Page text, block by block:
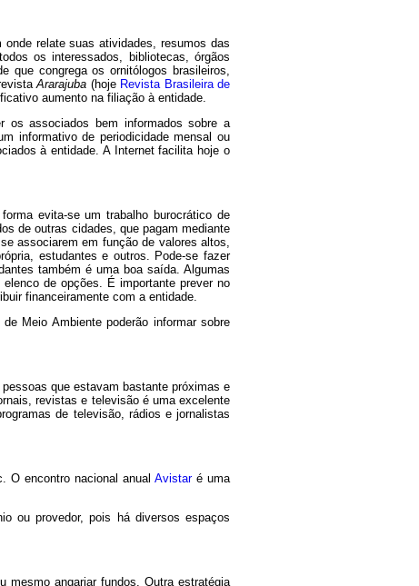
relate suas atividades, resumos das
os interessados, bibliotecas, órgãos
que congrega os ornitólogos brasileiros,
Ararajuba (hoje Revista Brasileira de
aumento na filiação à entidade.
os associados bem informados sobre a
informativo de periodicidade mensal ou
à entidade. A Internet facilita hoje o
evita-se um trabalho burocrático de
de outras cidades, que pagam mediante
associarem em função de valores altos,
estudantes e outros. Pode-se fazer
também é uma boa saída. Algumas
de opções. É importante prever no
financeiramente com a entidade.
Meio Ambiente poderão informar sobre
que estavam bastante próximas e
revistas e televisão é uma excelente
de televisão, rádios e jornalistas
O encontro nacional anual Avistaré uma
ou provedor, pois há diversos espaços
mesmo angariar fundos. Outra estratégia